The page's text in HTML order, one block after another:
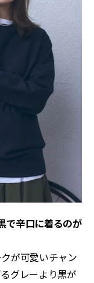
で辛口に着るのが
が可愛いチャン
グレーより黒が